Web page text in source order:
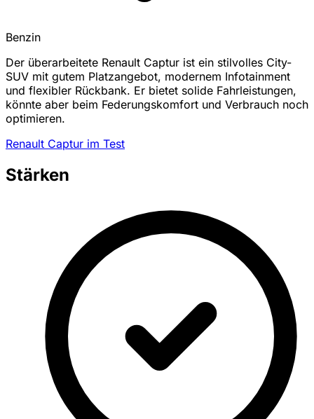
Benzin
Der überarbeitete Renault Captur ist ein stilvolles City-
SUV mit gutem Platzangebot, modernem Infotainment
und flexibler Rückbank. Er bietet solide Fahrleistungen,
könnte aber beim Federungskomfort und Verbrauch noch
optimieren.
Renault Captur im Test
Stärken